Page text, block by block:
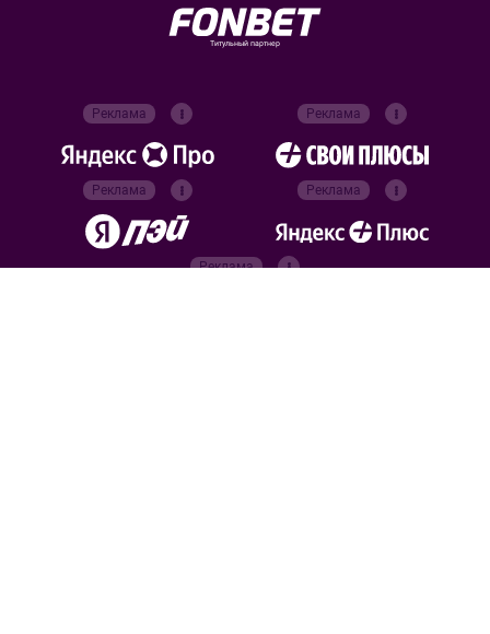
Титульный партнер
Реклама Реклама
Реклама Реклама
Реклама